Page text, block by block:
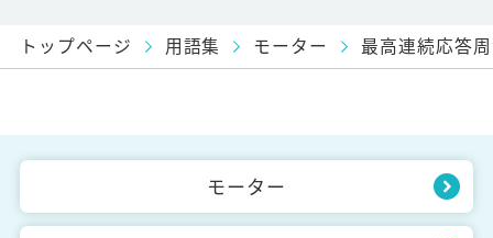
トップページ 用語集 モーター 最高連続応答
モーター